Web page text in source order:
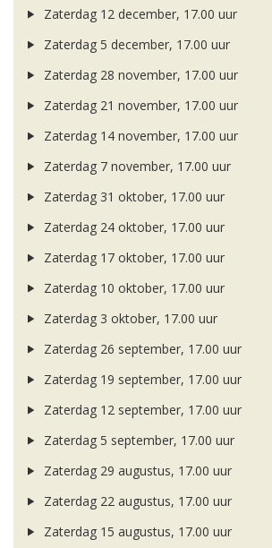
Zaterdag 12 december, 17.00 uur
Zaterdag 5 december, 17.00 uur
Zaterdag 28 november, 17.00 uur
Zaterdag 21 november, 17.00 uur
Zaterdag 14 november, 17.00 uur
Zaterdag 7 november, 17.00 uur
Zaterdag 31 oktober, 17.00 uur
Zaterdag 24 oktober, 17.00 uur
Zaterdag 17 oktober, 17.00 uur
Zaterdag 10 oktober, 17.00 uur
Zaterdag 3 oktober, 17.00 uur
Zaterdag 26 september, 17.00 uur
Zaterdag 19 september, 17.00 uur
Zaterdag 12 september, 17.00 uur
Zaterdag 5 september, 17.00 uur
Zaterdag 29 augustus, 17.00 uur
Zaterdag 22 augustus, 17.00 uur
Zaterdag 15 augustus, 17.00 uur